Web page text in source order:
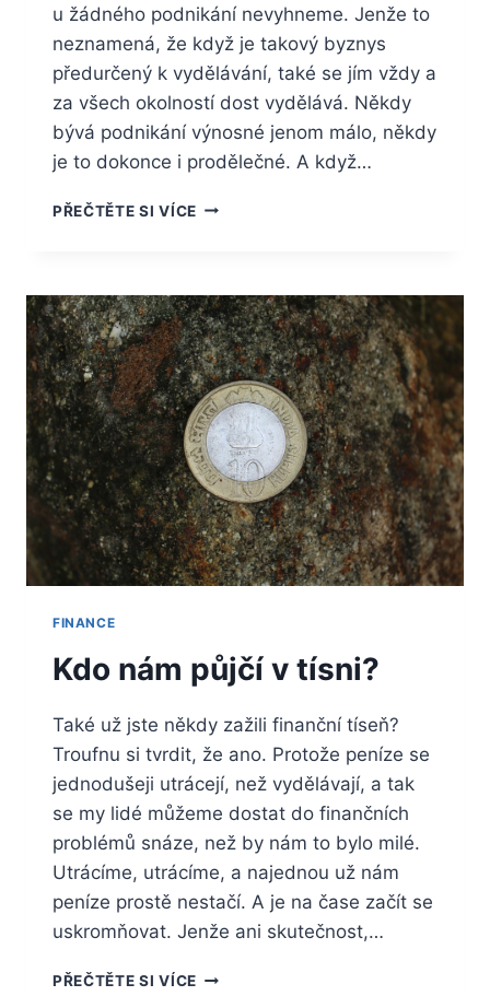
u žádného podnikání nevyhneme. Jenže to
neznamená, že když je takový byznys
předurčený k vydělávání, také se jím vždy a
za všech okolností dost vydělává. Někdy
bývá podnikání výnosné jenom málo, někdy
je to dokonce i prodělečné. A když…
PŘEČTĚTE SI VÍCEPENÍZE
PŮJČOVAT
FINANCE
Kdo nám půjčí v tísni?
Také už jste někdy zažili finanční tíseň?
Troufnu si tvrdit, že ano. Protože peníze se
jednodušeji utrácejí, než vydělávají, a tak
se my lidé můžeme dostat do finančních
problémů snáze, než by nám to bylo milé.
Utrácíme, utrácíme, a najednou už nám
peníze prostě nestačí. A je na čase začít se
uskromňovat. Jenže ani skutečnost,…
PŘEČTĚTE SI VÍCEKDO